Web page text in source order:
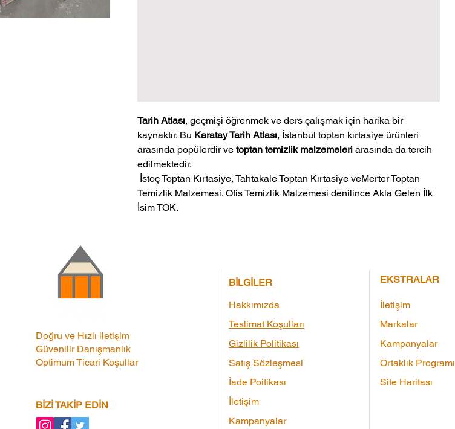
Tarih Atlası, geçmişi öğrenmek ve ders çalışmak için harika bir
kaynaktır. Bu Karatay Tarih Atlası, İstanbul toptan kırtasiye ürünleri
arasında popülerdir ve toptan temizlik malzemeleri arasında da tercih
edilmektedir.
Temizlik Malzemesi. Ofis Temizlik Malzemesi denilince Akla Gelen İlk
İsim TOK.
Doğru ve Hızlı iletişim
Güvenilir Danışmanlık
Optimum Ticari Koşullar
BİZİ TAKİP EDİN
BİLGİLER
Hakkımızda
Teslimat Koşulları
Gizlilik Politikası
Satış Sözleşmesi
İade Poitikası
İletişim
Kampanyalar
EKSTRALAR
İletişim
Markalar
Kampanyalar
Ortaklık Programı
Site Haritası